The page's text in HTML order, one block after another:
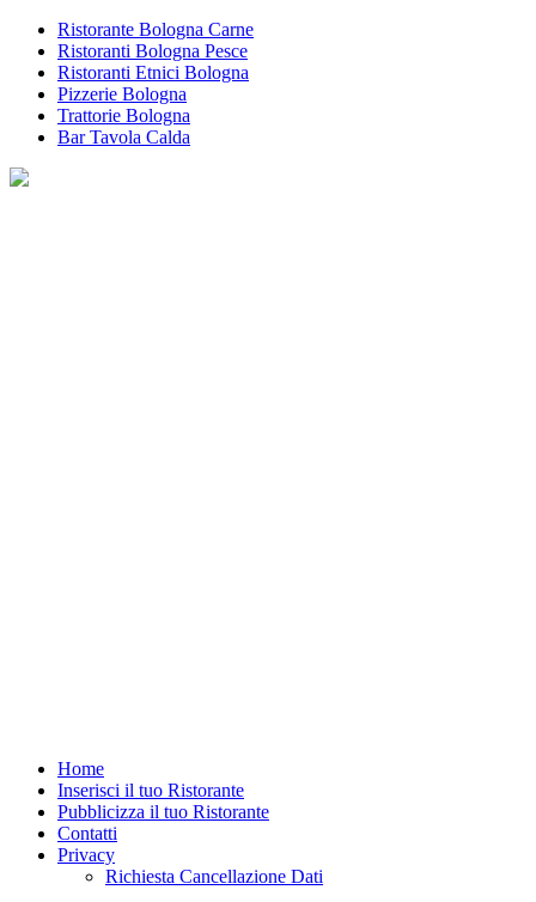
Ristorante Bologna Carne
Ristoranti Bologna Pesce
Ristoranti Etnici Bologna
Pizzerie Bologna
Trattorie Bologna
Bar Tavola Calda
Home
Inserisci il tuo Ristorante
Pubblicizza il tuo Ristorante
Contatti
Privacy
Richiesta Cancellazione Dati